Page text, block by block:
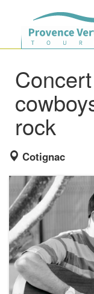
rock
Cotignac